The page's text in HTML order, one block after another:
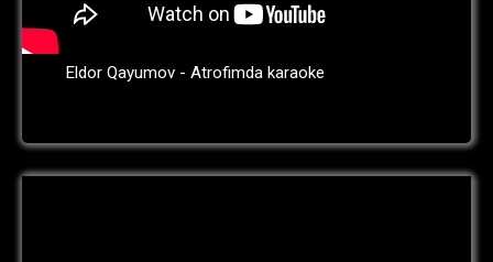
Eldor Qayumov - Atrofimda karaoke